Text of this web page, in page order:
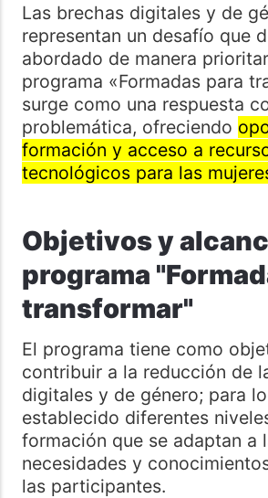
Las brechas digitales y de
representan un desafío que
abordado de manera
programa «Formadas para
surge como una respuesta
problemática, ofreciendo
formación y acceso a
tecnológicos para las
Objetivos y
programa
transformar"
El programa tiene como
contribuir a la reducción de
digitales y de género; para
establecido diferentes
formación que se adaptan a
necesidades y
las participantes.